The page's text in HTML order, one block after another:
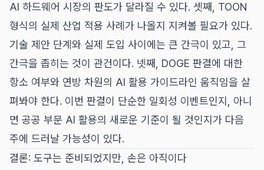
AI 하드웨어 시장의 판도가 달라질 수 있다. 셋째, TOON
형식의 실제 산업 적용 사례가 나올지 지켜볼 필요가 있다.
기술 제안 단계와 실제 도입 사이에는 큰 간극이 있고, 그
간극을 좁히는 것이 관건이다. 넷째, DOGE 판결에 대한
항소 여부와 연방 차원의 AI 활용 가이드라인 움직임을 살
펴봐야 한다. 이번 판결이 단순한 일회성 이벤트인지, 아니
면 공공 부문 AI 활용의 새로운 기준이 될 것인지가 다음
주에 드러날 가능성이 있다.
결론: 도구는 준비되었지만, 손은 아직이다